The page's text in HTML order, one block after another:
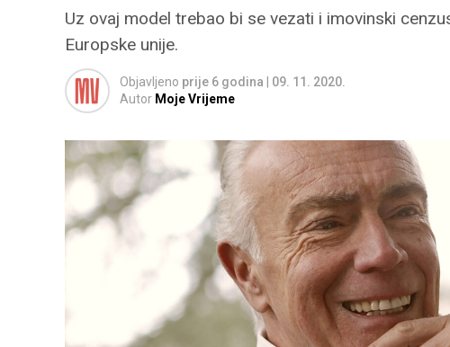
Uz ovaj model trebao bi se vezati i imovinski
Europske unije.
Objavljeno prije 6 godina
09. 11. 2020.
Autor Moje Vrijeme